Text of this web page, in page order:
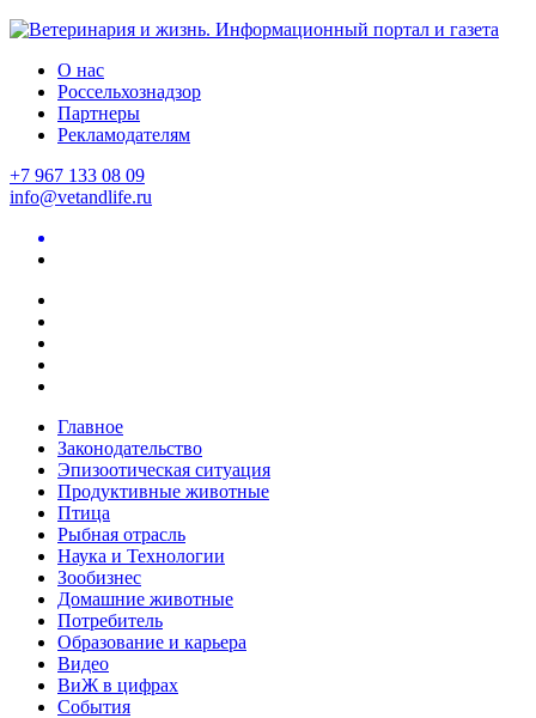
О нас
Россельхознадзор
Партнеры
Рекламодателям
+7 967 133 08 09
info@vetandlife.ru
Главное
Законодательство
Эпизоотическая ситуация
Продуктивные животные
Птица
Рыбная отрасль
Наука и Технологии
Зообизнес
Домашние животные
Потребитель
Образование и карьера
Видео
ВиЖ в цифрах
События